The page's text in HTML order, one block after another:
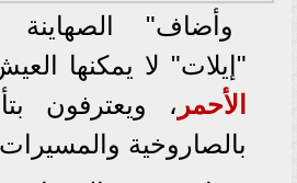
وأضاف"
"إيلات" لا يمكنها
الأحمر ، ويعترفون
بالصاروخية